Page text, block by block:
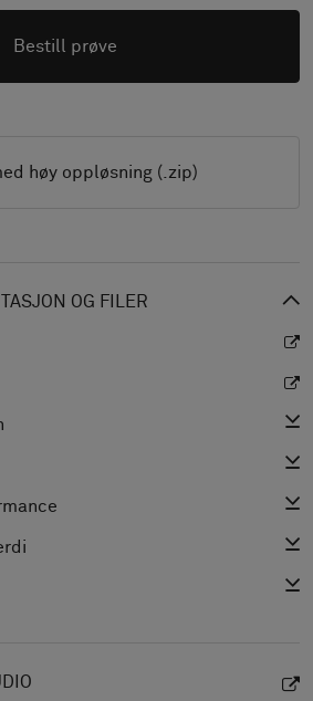
Bestill prøve
høy oppløsning (.zip)
OG FILER